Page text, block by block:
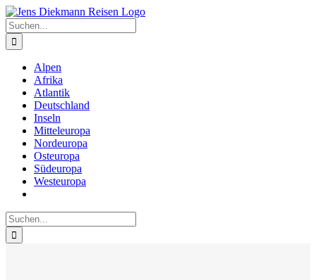
Zum
Inhalt
springen
Suche
nach:
Alpen
Afrika
Atlantik
Deutschland
Inseln
Mitteleuropa
Nordeuropa
Osteuropa
Südeuropa
Westeuropa
Suche
nach: